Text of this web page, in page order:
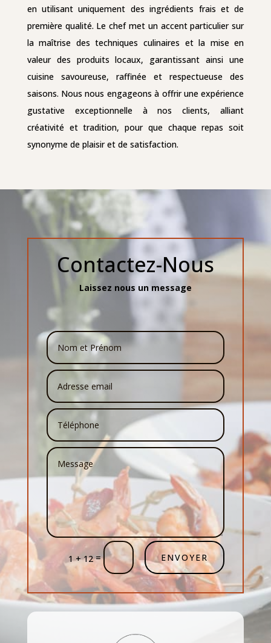
la maîtrise des techniques culinaires et la mise en
valeur des produits locaux, garantissant ainsi une
cuisine savoureuse, raffinée et respectueuse des
saisons. Nous nous engageons à offrir une expérience
gustative exceptionnelle à nos clients, alliant
créativité et tradition, pour que chaque repas soit
synonyme de plaisir et de satisfaction.
Contactez-Nous
Laissez nous un message
1 + 12= ENVOYER